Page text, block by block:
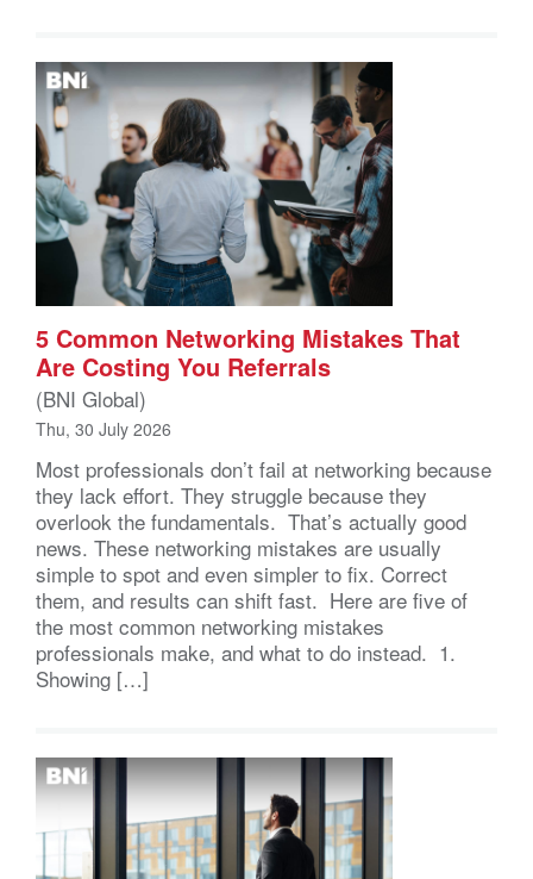
5 Common Networking Mistakes That
Are Costing You Referrals
(BNI Global)
Thu, 30 July 2026
Most professionals don’t fail at networking because
they lack effort. They struggle because they
overlook the fundamentals. That’s actually good
news. These networking mistakes are usually
simple to spot and even simpler to fix. Correct
them, and results can shift fast. Here are five of
the most common networking mistakes
professionals make, and what to do instead. 1.
Showing […]